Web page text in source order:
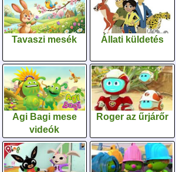
Tavaszi mesék Állati küldetés
Agi Bagi mese
videók
Roger az űrjárőr